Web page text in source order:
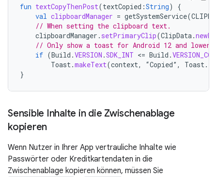
fun textCopyThenPost(textCopied :String)
{
val clipboardManager = getSystemService(
// When setting the clipboard text.
clipboardManager . setPrimaryClip(ClipData.
// Only show a toast for Android 12 and lower.
if (Build .VERSION .SDK_INT <= Build .
Toast.makeText(context, “Copied” , Toast.
}
Sensible Inhalte in die Zwischenablage
kopieren
Wenn Nutzer in Ihrer App vertrauliche Inhalte wie
Passwörter oder Kreditkartendaten in die
Zwischenablage kopieren können, müssen Sie